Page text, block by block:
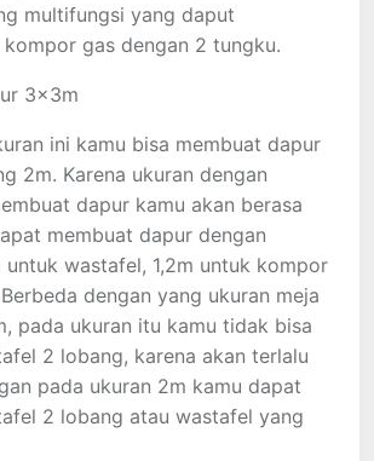
multifungsi yang daput
kompor gas dengan 2 tungku.
3x3m
ini kamu bisa membuat dapur
2m. Karena ukuran dengan
dapur kamu akan berasa
membuat dapur dengan
untuk wastafel, 1,2m untuk kompor
dengan yang ukuran meja
pada ukuran itu kamu tidak bisa
2 lobang, karena akan terlalu
pada ukuran 2m kamu dapat
2 lobang atau wastafel yang